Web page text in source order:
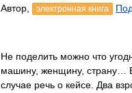
Автор,
электронная книга
Не поделить можно что
машину, женщину, страну…
случае речь о кейсе. Два